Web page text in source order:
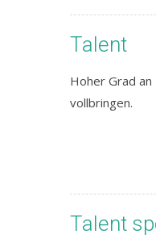
Talent
Hoher Grad
vollbringen.
Talent